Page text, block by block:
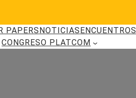
PAPERS NOTICIAS ENCUENTROS
CONGRESO PLATCOM